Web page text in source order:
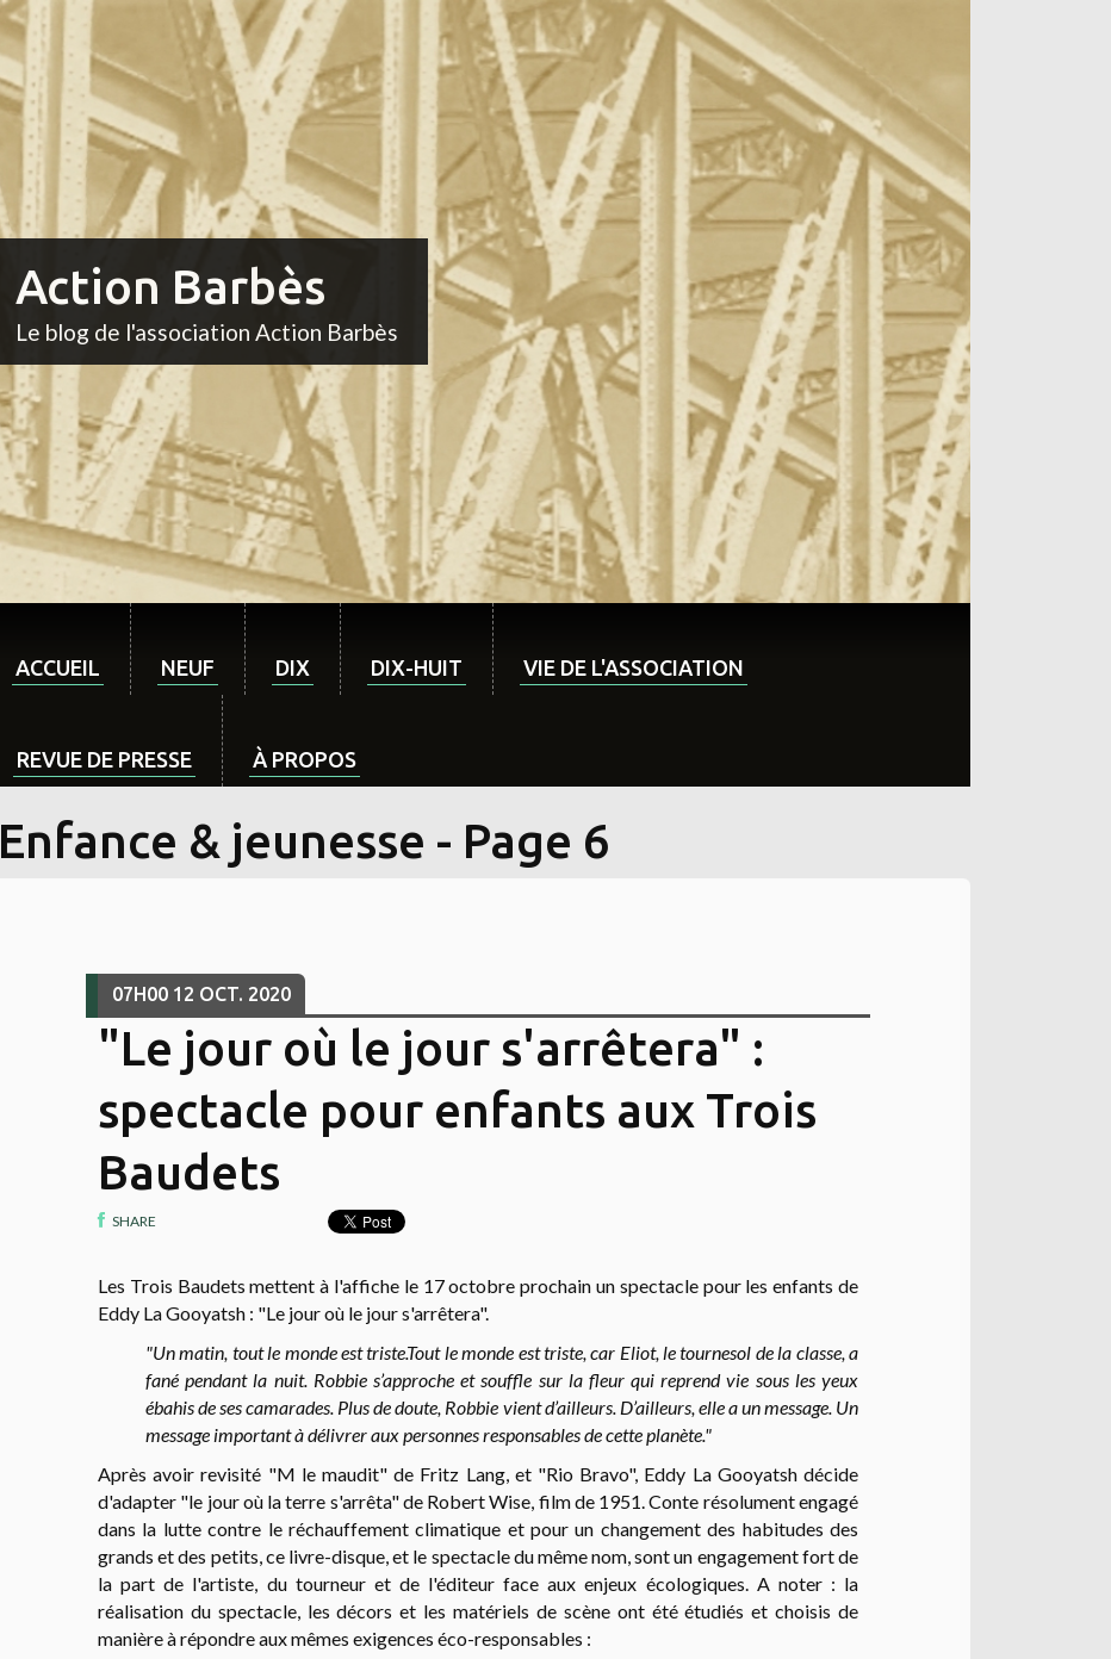
Action Barbès
Le blog de l'association Action Barbès
ACCUEIL NEUF DIX DIX-HUIT VIE DE L'ASSOCIATION
REVUE DE PRESSE À PROPOS
Enfance & jeunesse - Page 6
07H00 12 OCT. 2020
"Le jour où le jour s'arrêtera" :
spectacle pour enfants aux Trois
Baudets
SHARE
Les Trois Baudets mettent à l'affiche le 17 octobre prochain un spectacle pour les enfants de
Eddy La Gooyatsh : "Le jour où le jour s'arrêtera".
"Un matin, tout le monde est triste.Tout le monde est triste, car Eliot, le tournesol de la classe, a
fané pendant la nuit. Robbie s’approche et souffle sur la fleur qui reprend vie sous les yeux
ébahis de ses camarades. Plus de doute, Robbie vient d’ailleurs. D’ailleurs, elle a un message. Un
message important à délivrer aux personnes responsables de cette planète."
Après avoir revisité "M le maudit" de Fritz Lang, et "Rio Bravo", Eddy La Gooyatsh décide
d'adapter "le jour où la terre s'arrêta" de Robert Wise, film de 1951.Conte résolument engagé
dans la lutte contre le réchauffement climatique et pour un changement des habitudes des
grands et des petits, ce livre-disque, et le spectacle du même nom, sont un engagement fort de
la part de l'artiste, du tourneur et de l'éditeur face aux enjeux écologiques. A noter : la
réalisation du spectacle, les décors et les matériels de scène ont été étudiés et choisis de
manière à répondre aux mêmes exigences éco-responsables :